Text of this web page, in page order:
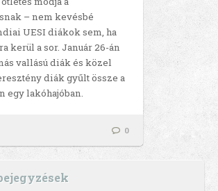
– nem kevésbé
UESI diákok sem, ha
kerül a sor. Január 26-án
vallású diák és közel
diák gyűlt össze a
egy lakóhajóban.
0